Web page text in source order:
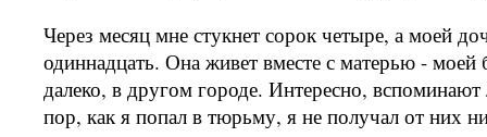
Через месяц мне стукнет сорок четыре, а моей
одиннадцать. Она живет вместе с матерью -
далеко, в другом городе. Интересно,
пор, как я попал в тюрьму, я не получал от них